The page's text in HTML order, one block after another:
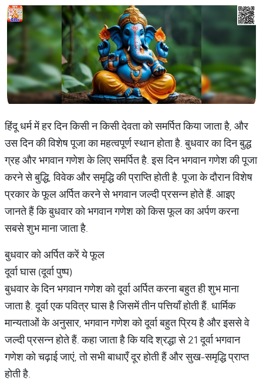
हिंदू धर्म में हर दिन किसी न किसी देवता को समर्पित किया जाता है, और
उस दिन की विशेष पूजा का महत्वपूर्ण स्थान होता है. बुधवार का दिन बुद्ध
ग्रह और भगवान गणेश के लिए समर्पित है. इस दिन भगवान गणेश की पूजा
करने से बुद्धि, विवेक और समृद्धि की प्राप्ति होती है. पूजा के दौरान विशेष
प्रकार के फूल अर्पित करने से भगवान जल्दी प्रसन्न होते हैं. आइए
जानते हैं कि बुधवार को भगवान गणेश को किस फूल का अर्पण करना
सबसे शुभ माना जाता है.
बुधवार को अर्पित करें ये फूल
दूर्वा घास (दूर्वा पुष्प)
बुधवार के दिन भगवान गणेश को दूर्वा अर्पित करना बहुत ही शुभ माना
जाता है. दूर्वा एक पवित्र घास है जिसमें तीन पत्तियाँ होती हैं. धार्मिक
मान्यताओं के अनुसार, भगवान गणेश को दूर्वा बहुत प्रिय है और इससे वे
जल्दी प्रसन्न होते हैं. कहा जाता है कि यदि श्रद्धा से 21 दूर्वा भगवान
गणेश को चढ़ाई जाएं, तो सभी बाधाएँ दूर होती हैं और सुख-समृद्धि प्राप्त
होती है.